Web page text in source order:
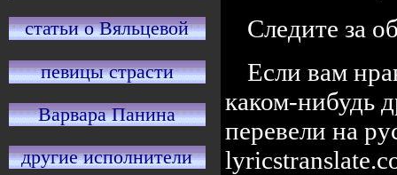
статьи о Вяльцевой
певицы страсти
Варвара Панина
другие исполнители
Следите за
Если вам
каком-нибудь
перевели на